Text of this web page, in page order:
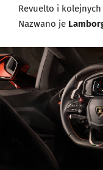
Revuelto i
Nazwano je